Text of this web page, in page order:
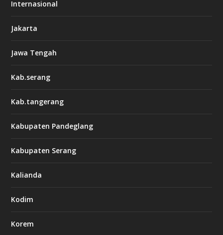
Internasional
Jakarta
Jawa Tengah
Kab.serang
Kab.tangerang
Kabupaten Pandeglang
Kabupaten Serang
Kalianda
Kodim
Korem